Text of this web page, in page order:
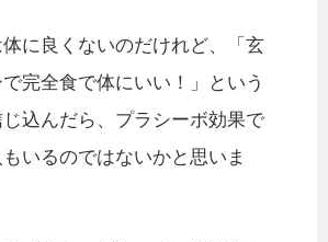
に良くないのだけれど、「玄
完全食で体にいい！」という
込んだら、プラシーボ効果で
いるのではないかと思いま